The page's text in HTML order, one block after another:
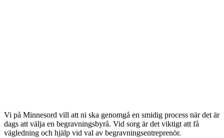
Vi på Minnesord vill att ni ska genomgå en smidig process när det är
dags att välja en begravningsbyrå. Vid sorg är det viktigt att få
vägledning och hjälp vid val av begravningsentreprenör.